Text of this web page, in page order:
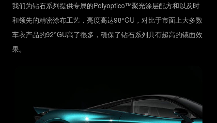
我们为钻石系列提供专属的Polyoptico™聚光涂层配方和以及时
和领先的精密涂布工艺，亮度高达98°GU，对比于市面上大多数
车衣产品的92°GU高了很多，确保了钻石系列具有超高的镜面效
果。